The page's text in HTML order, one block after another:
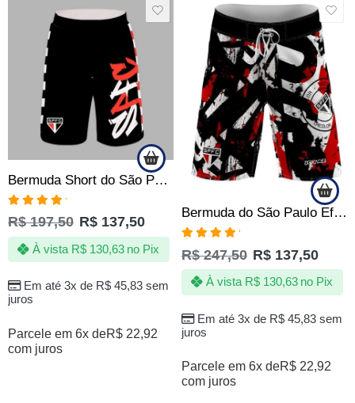
Bermuda Short do São Paulo SPFC Grafite Quebrada – Oficial
Avaliação
5.00de 5
R$197,50 R$ 137,50
Em até 3x de R$45,83sem
juros
À vista R$130,63 no Pix
Parcele em 6x deR$ 22,92
com juros
SALE
Bermuda do São Paulo Efect Tricolor Tactel Elastano Oficial
Avaliação
5.00de 5
R$247,50 R$ 137,50
Em até 3x de R$45,83sem
juros
À vista R$130,63 no Pix
Parcele em 6x deR$ 22,92
com juros